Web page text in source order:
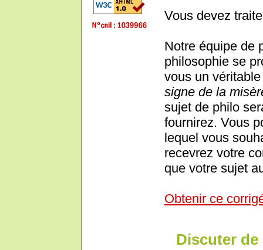
Vous devez
Notre équipe de
philosophie se
vous un
signe de la
sujet de philo
fournirez. Vous
lequel vous
recevrez votre
que votre sujet
Obtenir ce
Discuter de